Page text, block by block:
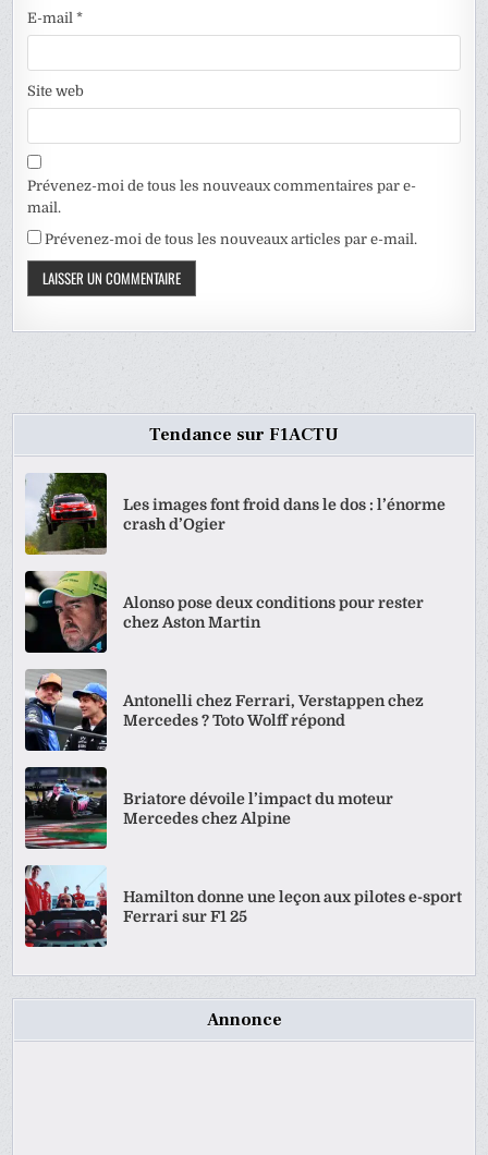
E-mail*
Site web
Prévenez-moi de tous les nouveaux commentaires par e-
mail.
Prévenez-moi de tous les nouveaux articles par e-mail.
Tendance sur F1ACTU
Les images font froid dans le dos : l’énorme
crash d’Ogier
Alonso pose deux conditions pour rester
chez Aston Martin
Antonelli chez Ferrari, Verstappen chez
Mercedes ? Toto Wolff répond
Briatore dévoile l’impact du moteur
Mercedes chez Alpine
Hamilton donne une leçon aux pilotes e-sport
Ferrari sur F1 25
Annonce